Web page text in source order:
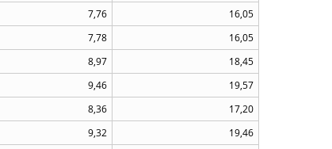
7,76
16,05
7,78
16,05
8,97
18,45
9,46
19,57
8,36
17,20
9,32
19,46